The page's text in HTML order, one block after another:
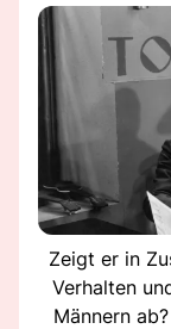
Zeigt er in
Verhalten
Männern